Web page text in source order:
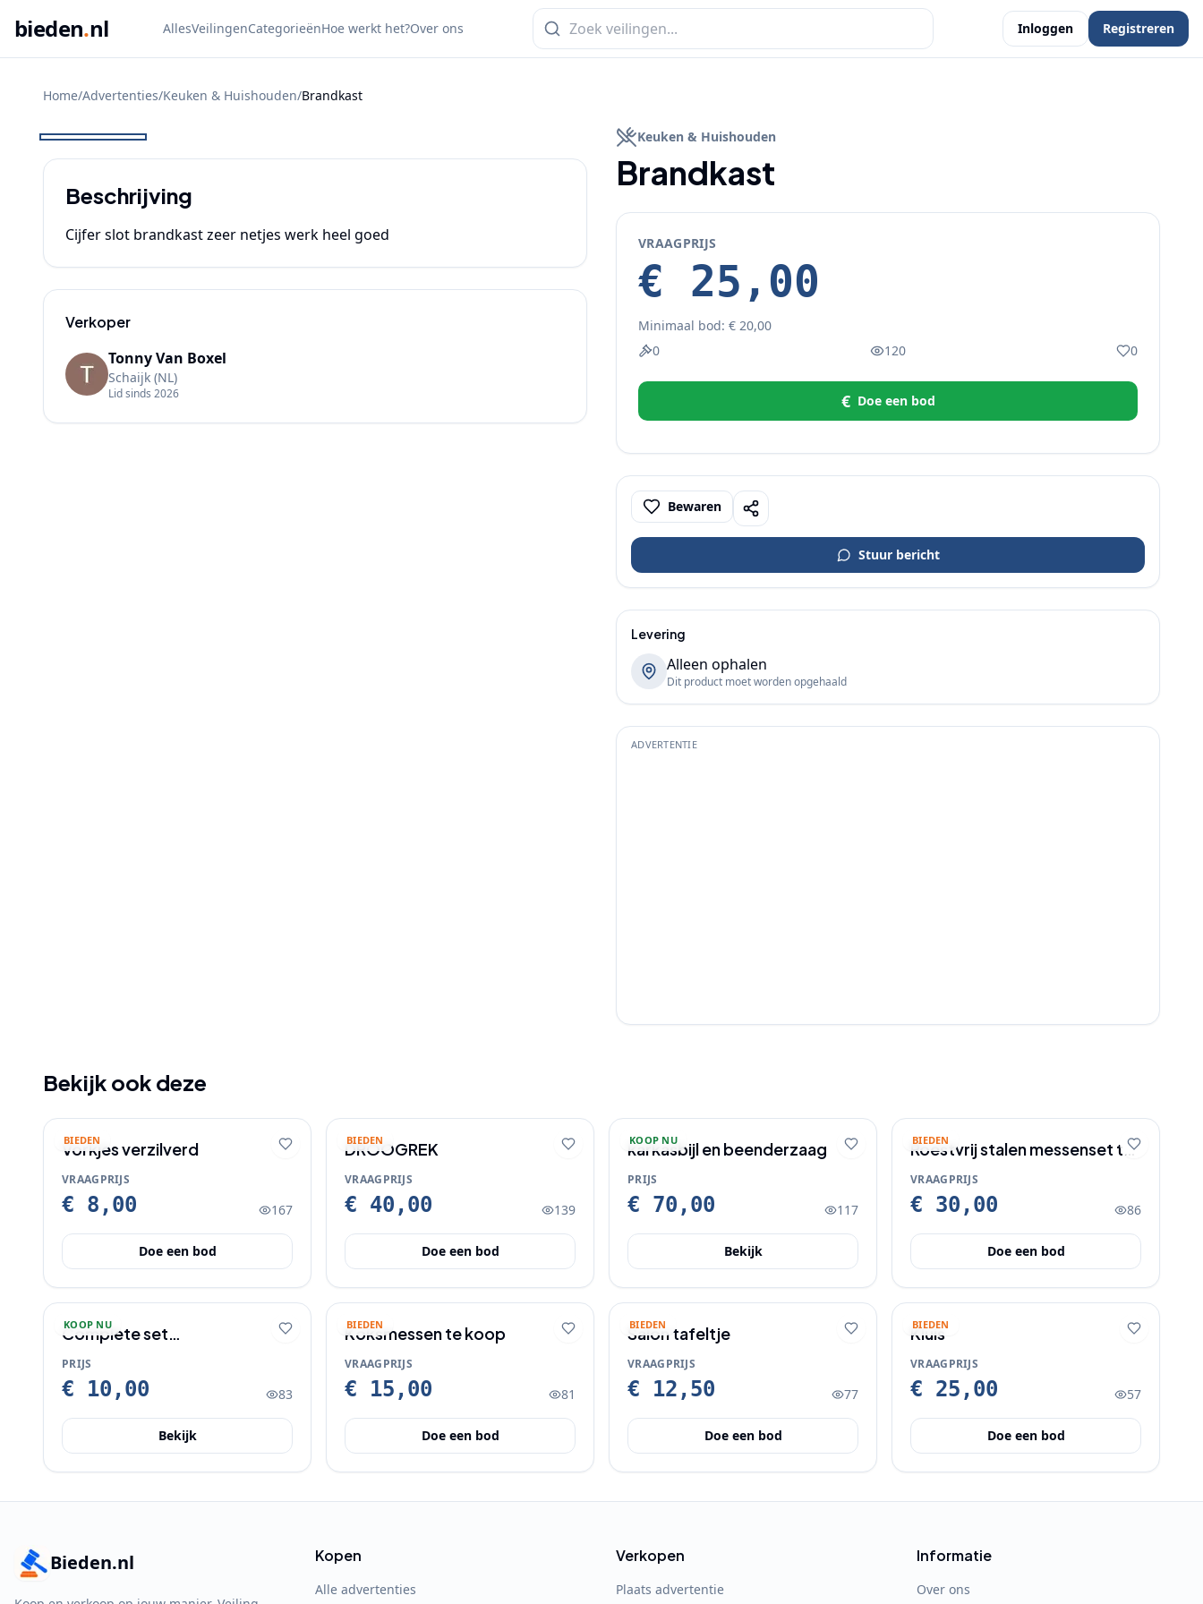
bieden.nl AllesVeilingenCategorieënHoe werkt het?Over ons Inloggen Registreren
Home/Advertenties/Keuken & Huishouden/Brandkast
Beschrijving
Cijfer slot brandkast zeer netjes werk heel goed
Verkoper
Tonny Van Boxel
Schaijk (NL)
Lid sinds 2026
Keuken & Huishouden
Brandkast
VRAAGPRIJS
€ 25,00
Minimaal bod: € 20,00
0
120 0
€ Doe een bod
Bewaren
Stuur bericht
Levering
Alleen ophalen
Dit product moet worden opgehaald
ADVERTENTIE
Bekijk ook deze
BIEDEN
Vorkjes verzilverd
VRAAGPRIJS
€ 8,00 167
Doe een bod
BIEDEN
DROOGREK
VRAAGPRIJS
€ 40,00 139
Doe een bod
KOOP NU
karkasbijl en beenderzaag
PRIJS
€ 70,00 117
Bekijk
BIEDEN
Roestvrij stalen messenset te
koop
VRAAGPRIJS
€ 30,00 86
Doe een bod
KOOP NU
Complete set
espressokopjes met tray
PRIJS
€ 10,00 83
Bekijk
BIEDEN
Koksmessen te koop
VRAAGPRIJS
€ 15,00 81
Doe een bod
BIEDEN
Salon tafeltje
VRAAGPRIJS
€ 12,50 77
Doe een bod
BIEDEN
Kluis
VRAAGPRIJS
€ 25,00 57
Doe een bod
Bieden.nl Kopen
Alle advertenties
Verkopen
Plaats advertentie
Informatie
Over ons